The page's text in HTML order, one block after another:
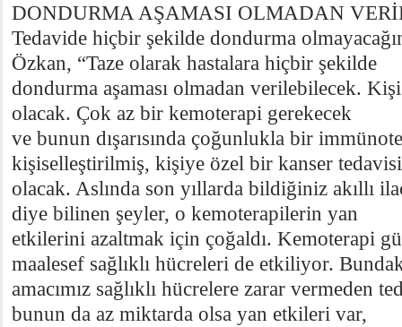
DONDURMA AŞAMASI OLMADAN
Tedavide hiçbir şekilde dondurma
Özkan, “Taze olarak hastalara hiçbir şekilde
dondurma aşaması olmadan verilebilecek.
olacak. Çok az bir kemoterapi gerekecek
ve bunun dışarısında çoğunlukla bir
kişiselleştirilmiş, kişiye özel bir kanser tedavisi
olacak. Aslında son yıllarda bildiğiniz akıllı
diye bilinen şeyler, o kemoterapilerin yan
etkilerini azaltmak için çoğaldı. Kemoterapi
maalesef sağlıklı hücreleri de etkiliyor.
amacımız sağlıklı hücrelere zarar vermeden
bunun da az miktarda olsa yan etkileri var,